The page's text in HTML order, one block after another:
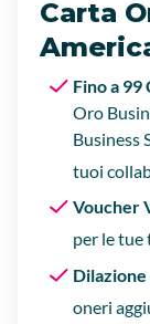
Carta
Fino a
Oro
Business
tuoi
Voucher
per le tue
Dilazione
oneri